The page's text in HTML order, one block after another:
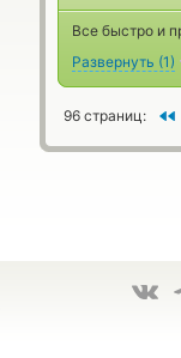
Все быстро и
Развернуть (1)
96 страниц: